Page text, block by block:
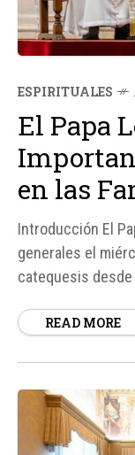
ESPIRITUALES
El Papa
en las
Introducción El
generales el
catequesis desde
las familias
READ MORE